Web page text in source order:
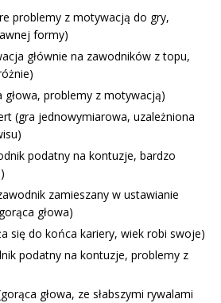
problemy z motywacją do gry,
formy)
głównie na zawodników z topu,
głowa, problemy z motywacją)
(gra jednowymiarowa, uzależniona
podatny na kontuzje, bardzo
zamieszany w ustawianie
głowa)
się do końca kariery, wiek robi swoje)
podatny na kontuzje, problemy z
głowa, ze słabszymi rywalami